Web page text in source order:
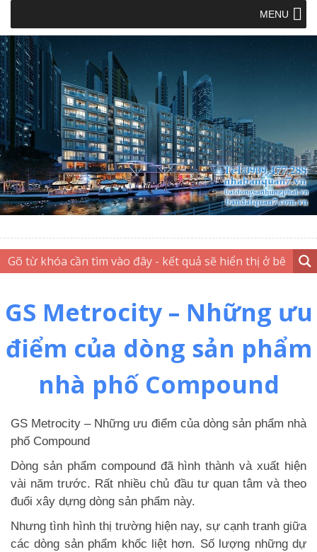
MENU
GS Metrocity – Những ưu
điểm của dòng sản phẩm
nhà phố Compound
GS Metrocity – Những ưu điểm của dòng sản phẩm nhà
phố Compound
Dòng sản phẩm compound đã hình thành và xuất hiện
vài năm trước. Rất nhiều chủ đầu tư quan tâm và theo
đuổi xây dựng dòng sản phẩm này.
Nhưng tình hình thị trường hiện nay, sự cạnh tranh giữa
các dòng sản phẩm khốc liệt hơn. Số lượng những dự